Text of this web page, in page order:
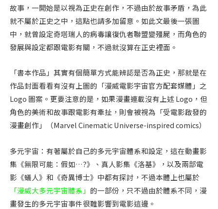
故事，一開始是以視為正史在創作，不過由於故事矛盾，為此
就不屬於正史之中，這點也請多加留意。如此文最後一張圖
中，就曾設定奇塔瑞人的病毒讓復仇者聯盟變殭屍，而角色的
發展與設定都跟電影有關，不過就沒算在正史裡面。
「書本作品」其實有個簡單方式能辨認是否為正史，那就是在
作品封面看看有沒有上圖的「漫威電影宇宙官方配套媒體」之
Logo 圖案。更要注意的是，如果漫畫連載沒有上述 Logo，但
角色的美術和故事跟電影有牽扯，則會被視為「受電影啟發的
漫畫創作」（Marvel Cinematic Universe-inspired comics）
多元宇宙：有著屬於自己的多元宇宙體系和設定，這在動畫影
集《無限可能：假如…?》、真人影集《洛基》，以及兩部電
影《蟻人》和《奇異博士》中都有探討，不過本體上也屬於
「漫威大多元宇宙體系」 的一部份，只不過由於體系不同，漫
畫發生的多元宇宙事件很難影響到電影這邊。